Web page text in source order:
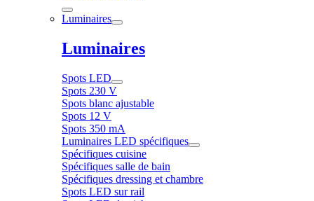
Luminaires
Luminaires
Spots LED
Spots 230 V
Spots blanc ajustable
Spots 12 V
Spots 350 mA
Luminaires LED spécifiques
Spécifiques cuisine
Spécifiques salle de bain
Spécifiques dressing et chambre
Spots LED sur rail